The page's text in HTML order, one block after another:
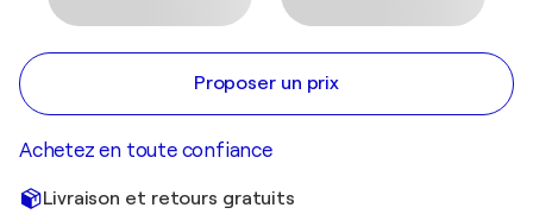
Proposer un prix
Achetez en toute confiance
Livraison et retours gratuits